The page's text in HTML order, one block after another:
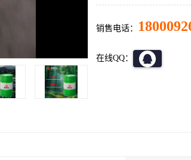
销售电话：
在线QQ：